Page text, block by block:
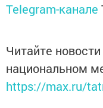
Telegram-канале
Читайте
национальном
https://max.ru/